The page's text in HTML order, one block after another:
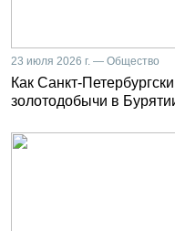
23 июля 2026 г. — Общество
Как Санкт-
золотодобычи в